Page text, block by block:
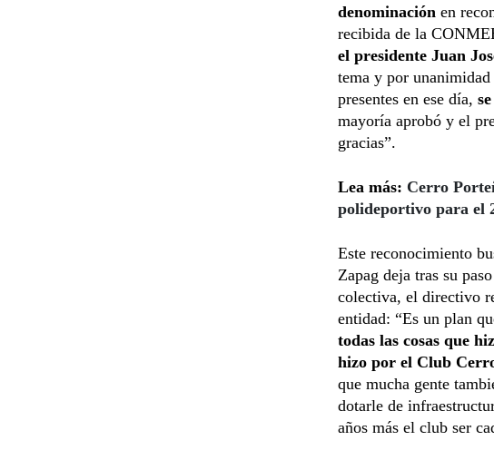
denominación en
recibida de la
el presidente Juan
tema y por
presentes en ese día,
mayoría aprobó y el
gracias”.
Lea más: Cerro
polideportivo para el
Este reconocimiento
Zapag deja tras su
colectiva, el directivo
entidad: “Es un plan
todas las cosas que
hizo por el Club
que mucha gente
dotarle de
años más el club ser